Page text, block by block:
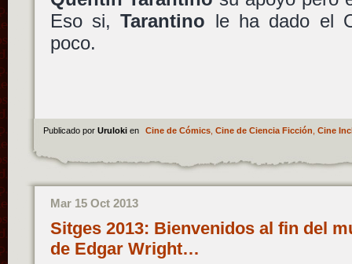
Eso si,Tarantino le ha dado el
poco.
Publicado por Uruloki en Cine de Cómics, Cine de Ciencia Ficción Cine
Mar 15 Oct 2013
Sitges 2013: Bienvenidos al fin del
de Edgar Wright…